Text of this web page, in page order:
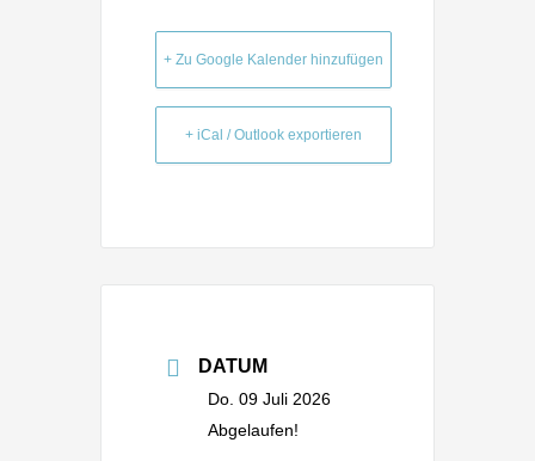
+ Zu Google Kalender hinzufügen
+ iCal / Outlook exportieren
DATUM
Do. 09 Juli 2026
Abgelaufen!